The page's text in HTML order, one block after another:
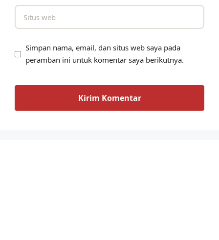
Simpan nama, email, dan situs web saya pada
peramban ini untuk komentar saya berikutnya.